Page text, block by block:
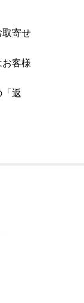
取寄せ
客様
返